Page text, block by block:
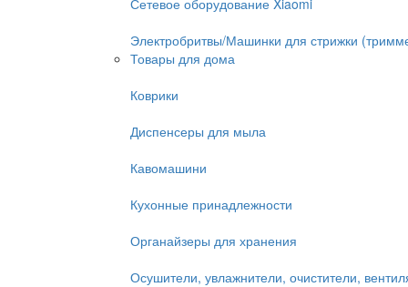
Сетевое оборудование Xiaomi
Электробритвы/Машинки для стрижки
Товары для дома
Коврики
Диспенсеры для мыла
Кавомашини
Кухонные принадлежности
Органайзеры для хранения
Осушители, увлажнители, очистители,